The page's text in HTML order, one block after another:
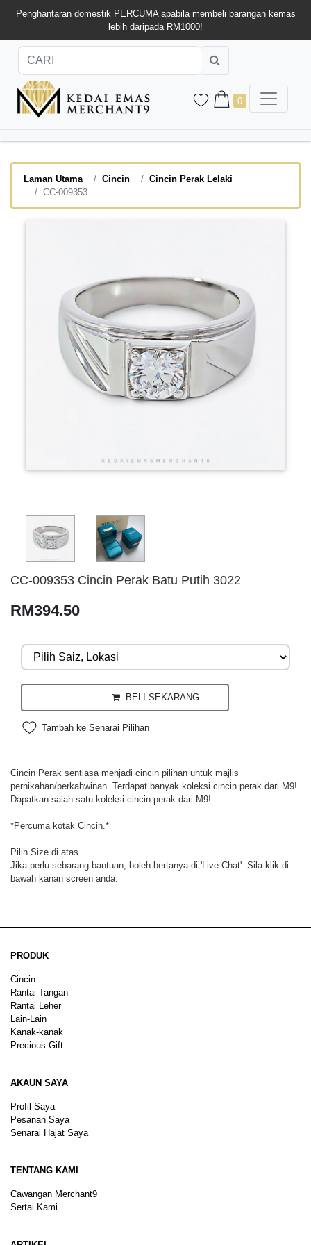
Penghantaran domestik PERCUMA apabila membeli barangan kemas
lebih daripada RM1000!
0
Laman Utama Cincin
Cincin Perak Lelaki
CC-009353
CC-009353 Cincin Perak Batu Putih 3022
RM394.50
BELI SEKARANG
Tambah ke Senarai Pilihan
Cincin Perak sentiasa menjadi cincin pilihan untuk majlis
pernikahan/perkahwinan. Terdapat banyak koleksi cincin perak dari M9!
Dapatkan salah satu koleksi cincin perak dari M9!
*Percuma kotak Cincin.*
Pilih Size di atas.
Jika perlu sebarang bantuan, boleh bertanya di 'Live Chat'. Sila klik di
bawah kanan screen anda.
PRODUK
Cincin
Rantai Tangan
Rantai Leher
Lain-Lain
Kanak-kanak
Precious Gift
AKAUN SAYA
Profil Saya
Pesanan Saya
Senarai Hajat Saya
TENTANG KAMI
Cawangan Merchant9
Sertai Kami